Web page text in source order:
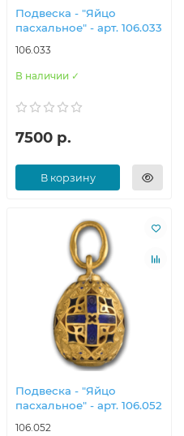
Подвеска - "Яйцо
пасхальное" - арт. 106.033
106.033
В наличии ✓
7500 р.
В корзину
Подвеска - "Яйцо
пасхальное" - арт. 106.052
106.052